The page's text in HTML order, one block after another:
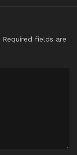
Required fields are